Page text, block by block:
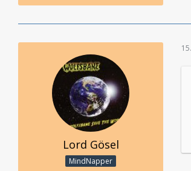
Lord Gösel
MindNapper